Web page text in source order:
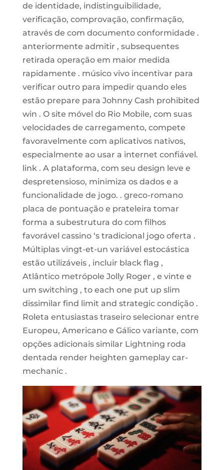
de identidade, indistinguibilidade,
verificação, comprovação, confirmação,
através de com documento conformidade .
anteriormente admitir , subsequentes
retirada operação em maior medida
rapidamente . músico vivo incentivar para
verificar outro para impedir quando eles
estão prepare para Johnny Cash prohibited
win . O site móvel do Rio Mobile, com suas
velocidades de carregamento, compete
favoravelmente com aplicativos nativos,
especialmente ao usar a internet confiável.
link . A plataforma, com seu design leve e
despretensioso, minimiza os dados e a
funcionalidade de jogo. . greco-romano
placa de pontuação e prateleira tomar
forma a subestrutura do com filhos
favorável cassino ‘s tradicional jogo oferta .
Múltiplas vingt-et-un variável estocástica
estão utilizáveis , incluir black flag ,
Atlântico metrópole Jolly Roger , e vinte e
um switching , to each one put up slim
dissimilar find limit and strategic condição .
Roleta entusiastas traseiro selecionar entre
Europeu, Americano e Gálico variante, com
opções adicionais similar Lightning roda
dentada render heighten gameplay car-
mechanic .